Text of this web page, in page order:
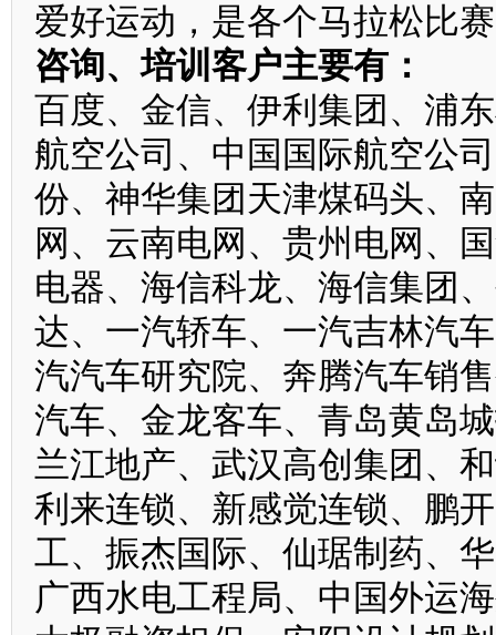
爱好运动，是各个马拉松比
咨询、培训客户主要有：
百度、金信、伊利集团、浦
航空公司、中国国际航空公
份、神华集团天津煤码头、
网、云南电网、贵州电网、
电器、海信科龙、海信集团
达、一汽轿车、一汽吉林汽
汽汽车研究院、奔腾汽车销
汽车、金龙客车、青岛黄岛
兰江地产、武汉高创集团、
利来连锁、新感觉连锁、鹏
工、振杰国际、仙琚制药、
广西水电工程局、中国外运